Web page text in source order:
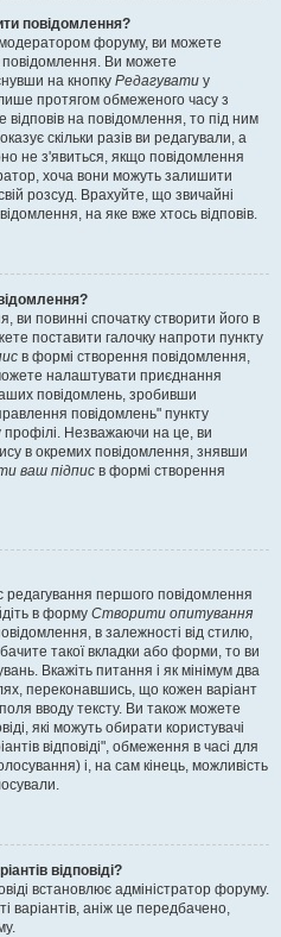
повідомлення?
форуму, ви можете
повідомлення. Ви можете
на кнопку Редагувати у
протягом обмеженого часу з
на повідомлення, то під ним
скільки разів ви редагували, а
не з'явиться, якщо повідомлення
хоча вони можуть залишити
розсуд. Врахуйте, що звичайні
на яке вже хтось відповів.
ви повинні спочатку створити його в
поставити галочку напроти пункту
в формі створення повідомлення,
налаштувати приєднання
повідомлень, зробивши
повідомлень" пункту
Незважаючи на це, ви
в окремих повідомлення, знявши
ваш підпис в формі створення
редагування першого повідомлення
в форму Створити опитування
в залежності від стилю,
такої вкладки або форми, то ви
Вкажіть питання і як мінімум два
переконавшись, що кожен варіант
вводу тексту. Ви також можете
які можуть обирати користувачі
відповіді", обмеження в часі для
і, на сам кінець, можливість
відповіді?
встановлює адміністратор форуму.
варіантів, аніж це передбачено,